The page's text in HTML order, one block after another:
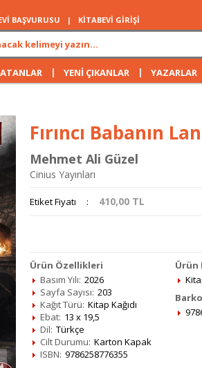
BAŞVURUSU | KİTABEVİ GİRİŞİ
| YENİ ÇIKANLAR | YAZARLAR
Fırıncı Babanın
Mehmet Ali Güzel
Cinius Yayınları
Etiket Fiyatı : 410,00 TL
Ürün Özellikleri
Basım Yılı: 2026
Sayfa Sayısı: 203
Kağıt Türü: Kitap Kağıdı
Ebat: 13 x 19,5
Dil: Türkçe
Cilt Durumu: Karton Kapak
ISBN: 9786258776355
Ürün